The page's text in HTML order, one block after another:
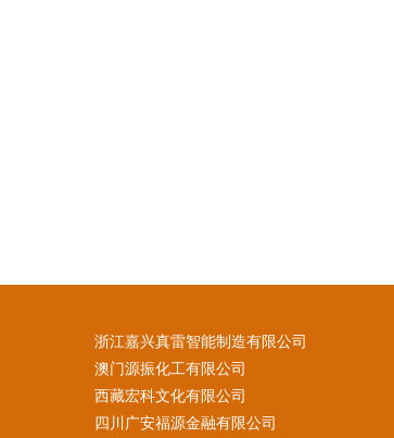
浙江嘉兴真雷智能制造有限公司
澳门源振化工有限公司
西藏宏科文化有限公司
四川广安福源金融有限公司